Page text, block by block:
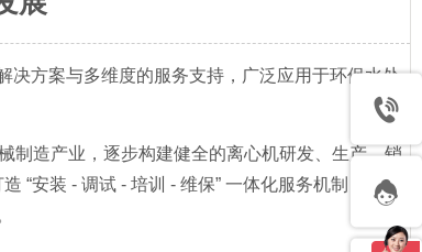
决方案与多维度的服务支持，广泛应用于环保水处
制造产业，逐步构建健全的离心机研发、生产、销
“安装 - 调试 - 培训 - 维保” 一体化服务机制，设备